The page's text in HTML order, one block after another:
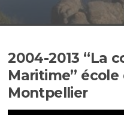
2004-2013 “La
Maritime”
Montpellier